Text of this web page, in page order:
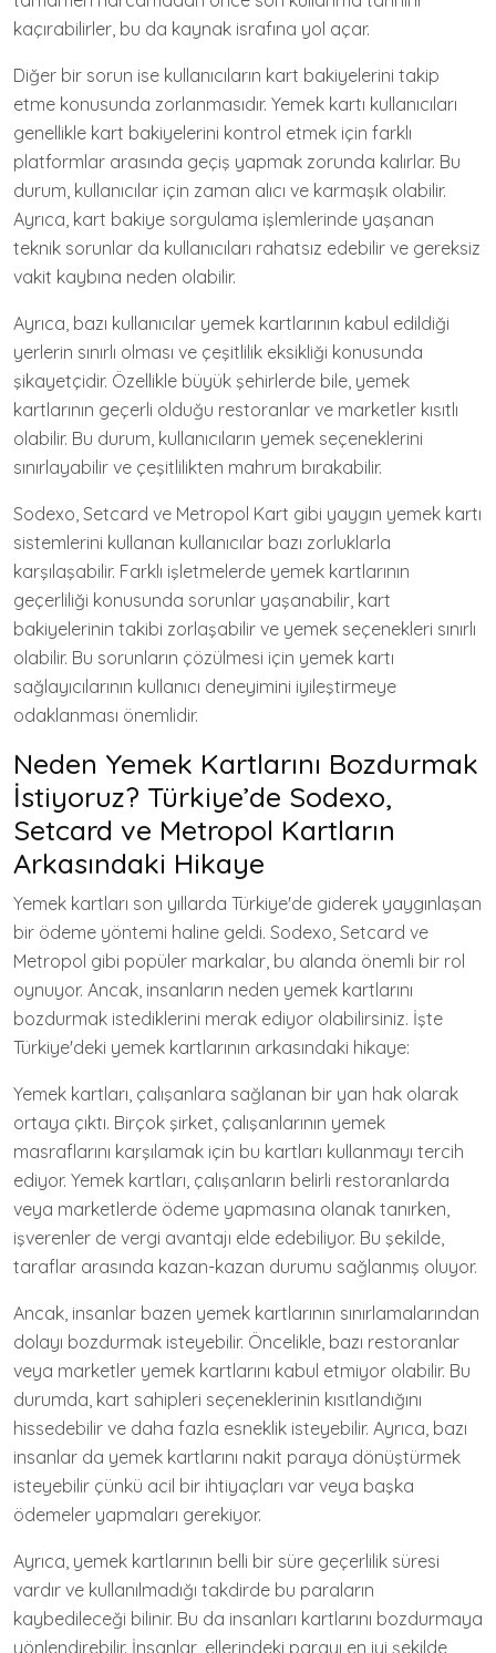
kaçırabilirler, bu da kaynak israfına yol açar.
Diğer bir sorun ise kullanıcıların kart bakiyelerini takip
etme konusunda zorlanmasıdır. Yemek kartı kullanıcıları
genellikle kart bakiyelerini kontrol etmek için farklı
platformlar arasında geçiş yapmak zorunda kalırlar. Bu
durum, kullanıcılar için zaman alıcı ve karmaşık olabilir.
Ayrıca, kart bakiye sorgulama işlemlerinde yaşanan
teknik sorunlar da kullanıcıları rahatsız edebilir ve gereksiz
vakit kaybına neden olabilir.
Ayrıca, bazı kullanıcılar yemek kartlarının kabul edildiği
yerlerin sınırlı olması ve çeşitlilik eksikliği konusunda
şikayetçidir. Özellikle büyük şehirlerde bile, yemek
kartlarının geçerli olduğu restoranlar ve marketler kısıtlı
olabilir. Bu durum, kullanıcıların yemek seçeneklerini
sınırlayabilir ve çeşitlilikten mahrum bırakabilir.
Sodexo, Setcard ve Metropol Kart gibi yaygın yemek kartı
sistemlerini kullanan kullanıcılar bazı zorluklarla
karşılaşabilir. Farklı işletmelerde yemek kartlarının
geçerliliği konusunda sorunlar yaşanabilir, kart
bakiyelerinin takibi zorlaşabilir ve yemek seçenekleri sınırlı
olabilir. Bu sorunların çözülmesi için yemek kartı
sağlayıcılarının kullanıcı deneyimini iyileştirmeye
odaklanması önemlidir.
Neden Yemek Kartlarını Bozdurmak
İstiyoruz? Türkiye’de Sodexo,
Setcard ve Metropol Kartların
Arkasındaki Hikaye
Yemek kartları son yıllarda Türkiye'de giderek yaygınlaşan
bir ödeme yöntemi haline geldi. Sodexo, Setcard ve
Metropol gibi popüler markalar, bu alanda önemli bir rol
oynuyor. Ancak, insanların neden yemek kartlarını
bozdurmak istediklerini merak ediyor olabilirsiniz. İşte
Türkiye'deki yemek kartlarının arkasındaki hikaye:
Yemek kartları, çalışanlara sağlanan bir yan hak olarak
ortaya çıktı. Birçok şirket, çalışanlarının yemek
masraflarını karşılamak için bu kartları kullanmayı tercih
ediyor. Yemek kartları, çalışanların belirli restoranlarda
veya marketlerde ödeme yapmasına olanak tanırken,
işverenler de vergi avantajı elde edebiliyor. Bu şekilde,
taraflar arasında kazan-kazan durumu sağlanmış oluyor.
Ancak, insanlar bazen yemek kartlarının sınırlamalarından
dolayı bozdurmak isteyebilir. Öncelikle, bazı restoranlar
veya marketler yemek kartlarını kabul etmiyor olabilir. Bu
durumda, kart sahipleri seçeneklerinin kısıtlandığını
hissedebilir ve daha fazla esneklik isteyebilir. Ayrıca, bazı
insanlar da yemek kartlarını nakit paraya dönüştürmek
isteyebilir çünkü acil bir ihtiyaçları var veya başka
ödemeler yapmaları gerekiyor.
Ayrıca, yemek kartlarının belli bir süre geçerlilik süresi
vardır ve kullanılmadığı takdirde bu paraların
kaybedileceği bilinir. Bu da insanları kartlarını bozdurmaya
yönlendirebilir. İnsanlar, ellerindeki parayı en iyi şekilde